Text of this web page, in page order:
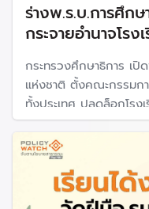
ร่างพ.ร.บ.การศึก
กระจายอำนาจโรง
กระทรวงศึกษาธิการ เ
แห่งชาติ ตั้งคณะกรรมก
ทั้งประเทศ ปลดล็อกโรง
ระบบการเรียนใหม่จากท่
พร้อมเปลี่ยนระบบประเมิน